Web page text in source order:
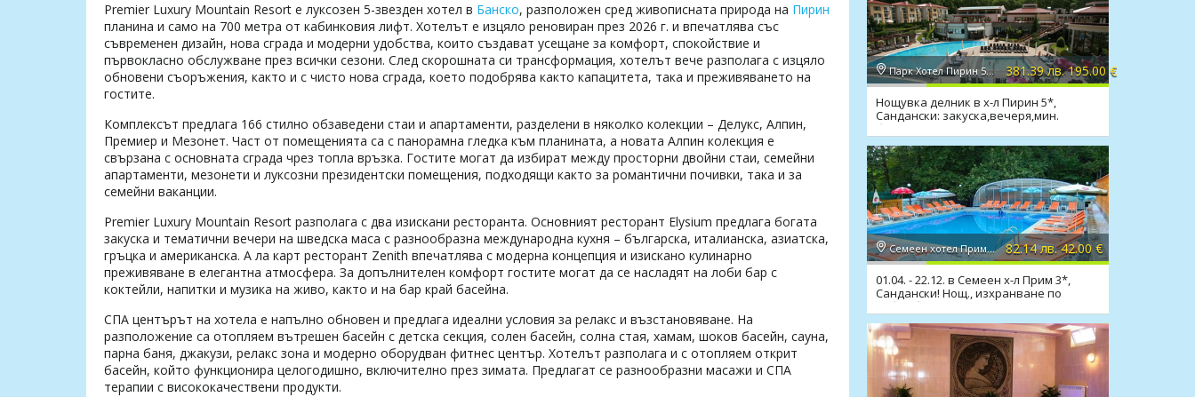
Premier Luxury Mountain Resort е луксозен 5-звезден хотел в Банско, разположен сред живописната природа на Пирин
планина и само на 700 метра от кабинковия лифт. Хотелът е изцяло реновиран през 2026 г. и впечатлява със
съвременен дизайн, нова сграда и модерни удобства, които създават усещане за комфорт, спокойствие и
първокласно обслужване през всички сезони. След скорошната си трансформация, хотелът вече разполага с изцяло
обновени съоръжения, както и с чисто нова сграда, което подобрява както капацитета, така и преживяването на
гостите.
Комплексът предлага 166 стилно обзаведени стаи и апартаменти, разделени в няколко колекции – Делукс, Алпин,
Премиер и Мезонет. Част от помещенията са с панорамна гледка към планината, а новата Алпин колекция е
свързана с основната сграда чрез топла връзка. Гостите могат да избират между просторни двойни стаи, семейни
апартаменти, мезонети и луксозни президентски помещения, подходящи както за романтични почивки, така и за
семейни ваканции.
Premier Luxury Mountain Resort разполага с два изискани ресторанта. Основният ресторант Elysium предлага богата
закуска и тематични вечери на шведска маса с разнообразна международна кухня – българска, италианска, азиатска,
гръцка и американска. А ла карт ресторант Zenith впечатлява с модерна концепция и изискано кулинарно
преживяване в елегантна атмосфера. За допълнителен комфорт гостите могат да се насладят на лоби бар с
коктейли, напитки и музика на живо, както и на бар край басейна.
СПА центърът на хотела е напълно обновен и предлага идеални условия за релакс и възстановяване. На
разположение са отопляем вътрешен басейн с детска секция, солен басейн, солна стая, хамам, шоков басейн, сауна,
парна баня, джакузи, релакс зона и модерно оборудван фитнес център. Хотелът разполага и с отопляем открит
басейн, който функционира целогодишно, включително през зимата. Предлагат се разнообразни масажи и СПА
терапии с висококачествени продукти.
Парк Хотел Пирин 5*, Сандански 381.39 лв. 195.00 €
Нощувка делник в х-л Пирин 5*,
Сандански: закуска,вечеря,мин.
басейн,масаж,лукс
Семеен хотел Прим 3*, Сандански 82.14 лв. 42.00 €
01.04. - 22.12. в Семеен х-л Прим 3*,
Сандански! Нощ., изхранване по
избор,басейн,сауна